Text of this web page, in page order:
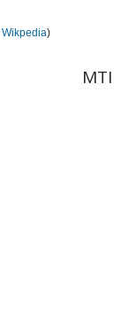
Wikpedia)
MTI